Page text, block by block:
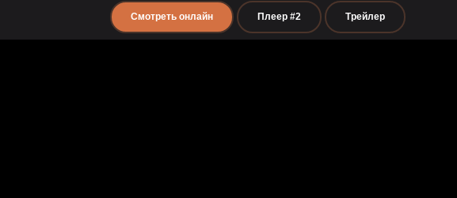
Смотреть онлайн Плеер #2 Трейлер